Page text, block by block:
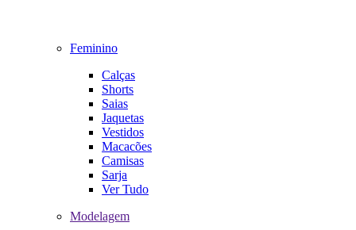
Feminino
Calças
Shorts
Saias
Jaquetas
Vestidos
Macacões
Camisas
Sarja
Ver Tudo
Modelagem